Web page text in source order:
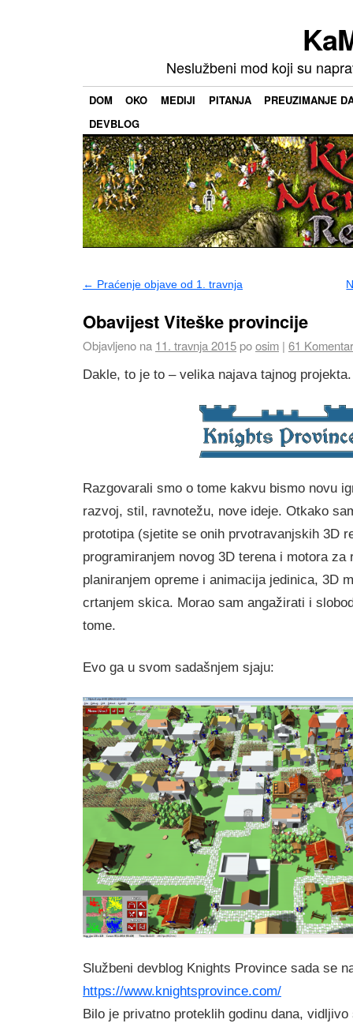
Neslužbeni mod koji su
DOM OKO MEDIJI PITANJA
PREUZIMANJE
DEVBLOG
← Praćenje objave od 1. travnja
Obavijest Viteške provincije
Objavljeno na 11. travnja 2015 poosim | 61
Dakle, to je to – velika najava tajnog projekta.
Razgovarali smo o tome kakvu bismo novu
razvoj, stil, ravnotežu, nove ideje. Otkako
prototipa (sjetite se onih prvotravanjskih 3D
programiranjem novog 3D terena i motora za
planiranjem opreme i animacija jedinica, 3D
crtanjem skica. Morao sam angažirati i
tome.
Evo ga u svom sadašnjem sjaju:
Službeni devblog Knights Province sada se
https://www.knightsprovince.com/
Bilo je privatno proteklih godinu dana,